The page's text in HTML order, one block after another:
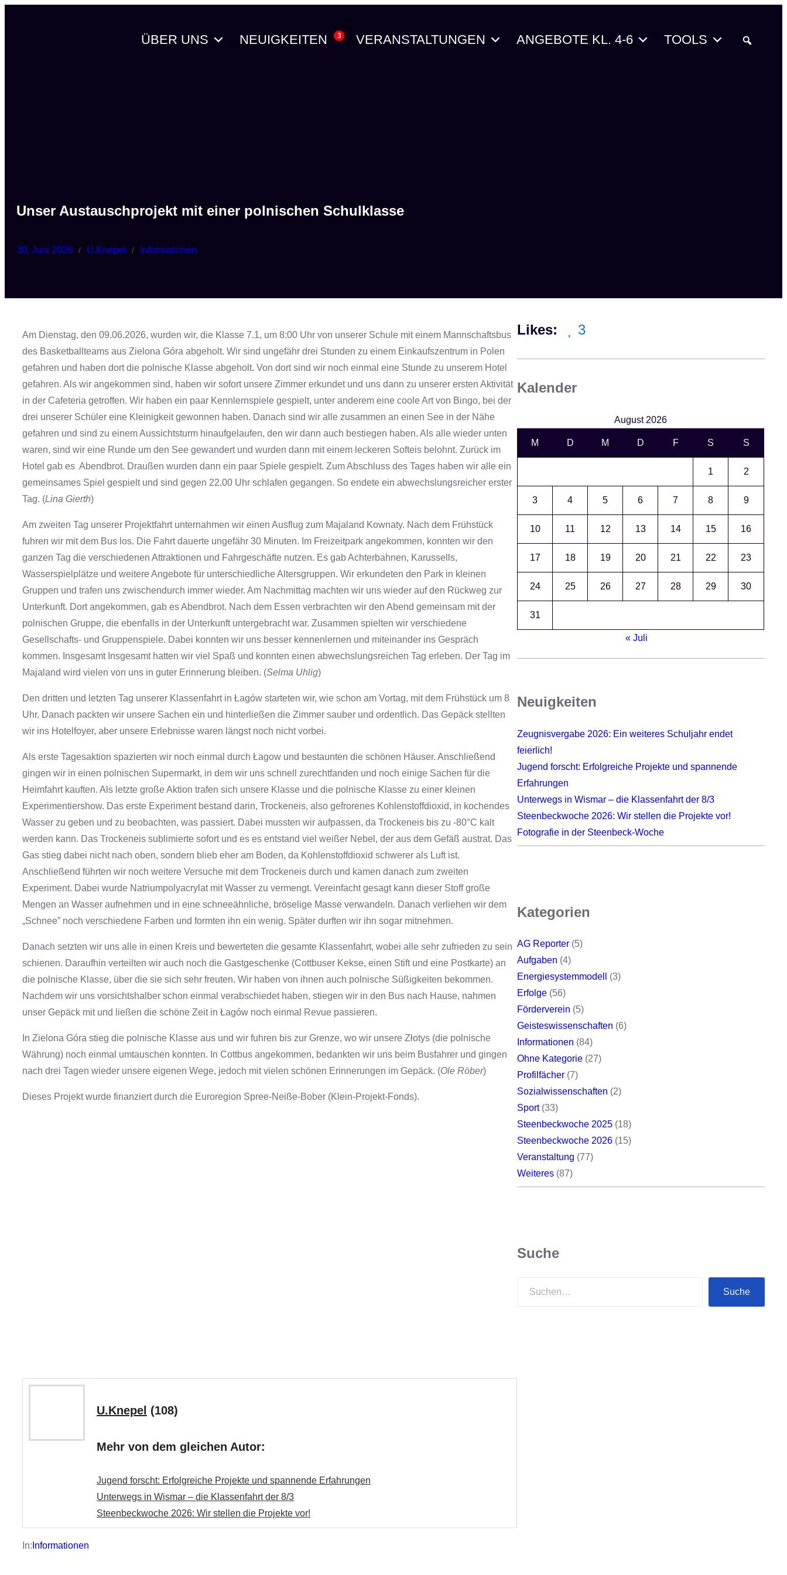
ÜBER UNS NEUIGKEITEN 3 VERANSTALTUNGEN ANGEBOTE KL. 4-6 TOOLS
Unser Austauschprojekt mit einer polnischen Schulklasse
30. Juni 2026 / U.Knepel / Informationen
Am Dienstag, den 09.06.2026, wurden wir, die Klasse 7.1, um 8:00 Uhr von unserer Schule mit einem Mannschaftsbus
des Basketballteams aus Zielona Góra abgeholt. Wir sind ungefähr drei Stunden zu einem Einkaufszentrum in Polen
gefahren und haben dort die polnische Klasse abgeholt. Von dort sind wir noch einmal eine Stunde zu unserem Hotel
gefahren. Als wir angekommen sind, haben wir sofort unsere Zimmer erkundet und uns dann zu unserer ersten Aktivität
in der Cafeteria getroffen. Wir haben ein paar Kennlernspiele gespielt, unter anderem eine coole Art von Bingo, bei der
drei unserer Schüler eine Kleinigkeit gewonnen haben. Danach sind wir alle zusammen an einen See in der Nähe
gefahren und sind zu einem Aussichtsturm hinaufgelaufen, den wir dann auch bestiegen haben. Als alle wieder unten
waren, sind wir eine Runde um den See gewandert und wurden dann mit einem leckeren Softeis belohnt. Zurück im
Hotel gab es Abendbrot. Draußen wurden dann ein paar Spiele gespielt. Zum Abschluss des Tages haben wir alle ein
gemeinsames Spiel gespielt und sind gegen 22.00 Uhr schlafen gegangen. So endete ein abwechslungsreicher erster
Tag. (Lina Gierth)
Am zweiten Tag unserer Projektfahrt unternahmen wir einen Ausflug zum Majaland Kownaty. Nach dem Frühstück
fuhren wir mit dem Bus los. Die Fahrt dauerte ungefähr 30 Minuten. Im Freizeitpark angekommen, konnten wir den
ganzen Tag die verschiedenen Attraktionen und Fahrgeschäfte nutzen. Es gab Achterbahnen, Karussells,
Wasserspielplätze und weitere Angebote für unterschiedliche Altersgruppen. Wir erkundeten den Park in kleinen
Gruppen und trafen uns zwischendurch immer wieder. Am Nachmittag machten wir uns wieder auf den Rückweg zur
Unterkunft. Dort angekommen, gab es Abendbrot. Nach dem Essen verbrachten wir den Abend gemeinsam mit der
polnischen Gruppe, die ebenfalls in der Unterkunft untergebracht war. Zusammen spielten wir verschiedene
Gesellschafts- und Gruppenspiele. Dabei konnten wir uns besser kennenlernen und miteinander ins Gespräch
kommen. Insgesamt Insgesamt hatten wir viel Spaß und konnten einen abwechslungsreichen Tag erleben. Der Tag im
Majaland wird vielen von uns in guter Erinnerung bleiben. (Selma Uhlig)
Den dritten und letzten Tag unserer Klassenfahrt in Łagów starteten wir, wie schon am Vortag, mit dem Frühstück um 8
Uhr. Danach packten wir unsere Sachen ein und hinterließen die Zimmer sauber und ordentlich. Das Gepäck stellten
wir ins Hotelfoyer, aber unsere Erlebnisse waren längst noch nicht vorbei.
Als erste Tagesaktion spazierten wir noch einmal durch Łagow und bestaunten die schönen Häuser. Anschließend
gingen wir in einen polnischen Supermarkt, in dem wir uns schnell zurechtfanden und noch einige Sachen für die
Heimfahrt kauften. Als letzte große Aktion trafen sich unsere Klasse und die polnische Klasse zu einer kleinen
Experimentiershow. Das erste Experiment bestand darin, Trockeneis, also gefrorenes Kohlenstoffdioxid, in kochendes
Wasser zu geben und zu beobachten, was passiert. Dabei mussten wir aufpassen, da Trockeneis bis zu -80°C kalt
werden kann. Das Trockeneis sublimierte sofort und es es entstand viel weißer Nebel, der aus dem Gefäß austrat. Das
Gas stieg dabei nicht nach oben, sondern blieb eher am Boden, da Kohlenstoffdioxid schwerer als Luft ist.
Anschließend führten wir noch weitere Versuche mit dem Trockeneis durch und kamen danach zum zweiten
Experiment. Dabei wurde Natriumpolyacrylat mit Wasser zu vermengt. Vereinfacht gesagt kann dieser Stoff große
Mengen an Wasser aufnehmen und in eine schneeähnliche, bröselige Masse verwandeln. Danach verliehen wir dem
„Schnee” noch verschiedene Farben und formten ihn ein wenig. Später durften wir ihn sogar mitnehmen.
Danach setzten wir uns alle in einen Kreis und bewerteten die gesamte Klassenfahrt, wobei alle sehr zufrieden zu sein
schienen. Daraufhin verteilten wir auch noch die Gastgeschenke (Cottbuser Kekse, einen Stift und eine Postkarte) an
die polnische Klasse, über die sie sich sehr freuten. Wir haben von ihnen auch polnische Süßigkeiten bekommen.
Nachdem wir uns vorsichtshalber schon einmal verabschiedet haben, stiegen wir in den Bus nach Hause, nahmen
unser Gepäck mit und ließen die schöne Zeit in Łagów noch einmal Revue passieren.
In Zielona Góra stieg die polnische Klasse aus und wir fuhren bis zur Grenze, wo wir unsere Złotys (die polnische
Währung) noch einmal umtauschen konnten. In Cottbus angekommen, bedankten wir uns beim Busfahrer und gingen
nach drei Tagen wieder unsere eigenen Wege, jedoch mit vielen schönen Erinnerungen im Gepäck. (Ole Röber)
Dieses Projekt wurde finanziert durch die Euroregion Spree-Neiße-Bober (Klein-Projekt-Fonds).
U.Knepel (108)
Mehr von dem gleichen Autor:
Jugend forscht: Erfolgreiche Projekte und spannende Erfahrungen
Unterwegs in Wismar – die Klassenfahrt der 8/3
Steenbeckwoche 2026: Wir stellen die Projekte vor!
In: Informationen
Likes: 3
Kalender
August 2026
M D M D F S S
1 2
3 4 5 6 7 8 9
10 11 12 13 14 15 16
17 18 19 20 21 22 23
24 25 26 27 28 29 30
31
« Juli
Neuigkeiten
Zeugnisvergabe 2026: Ein weiteres Schuljahr endet
feierlich!
Jugend forscht: Erfolgreiche Projekte und spannende
Erfahrungen
Unterwegs in Wismar – die Klassenfahrt der 8/3
Steenbeckwoche 2026: Wir stellen die Projekte vor!
Fotografie in der Steenbeck-Woche
Kategorien
AG Reporter (5)
Aufgaben (4)
Energiesystemmodell
(3)
Erfolge (56)
Förderverein (5)
Geisteswissenschaften (6)
Informationen (84)
Ohne Kategorie (27)
Profilfächer (7)
Sozialwissenschaften (2)
Sport(33)
Steenbeckwoche 2025 (18)
Steenbeckwoche 2026 (15)
Veranstaltung (77)
Weiteres (87)
Suche
Suche